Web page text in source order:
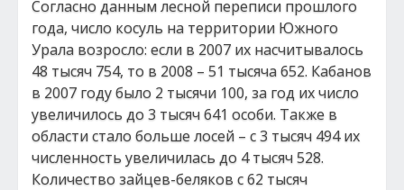
Согласно данным лесной переписи прошлого
года, число косуль на территории Южного
Урала возросло: если в 2007 их насчитывалось
48 тысяч 754, то в 2008 – 51 тысяча 652. Кабанов
в 2007 году было 2 тысячи 100, за год их число
увеличилось до 3 тысяч 641 особи. Также в
области стало больше лосей – с 3 тысяч 494 их
численность увеличилась до 4 тысяч 528.
Количество зайцев-беляков с 62 тысяч